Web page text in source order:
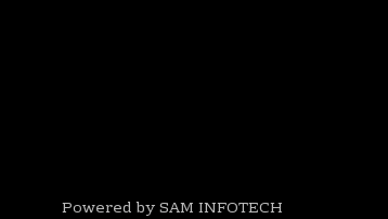
Powered by SAM INFOTECH